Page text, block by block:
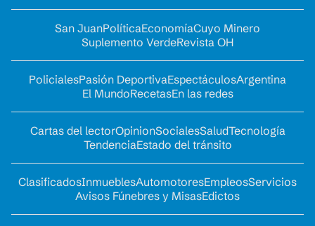
San JuanPolíticaEconomíaCuyo Minero
Suplemento VerdeRevista OH
PolicialesPasión DeportivaEspectáculosArgentina
El MundoRecetasEn las redes
Cartas del lectorOpinionSocialesSaludTecnología
TendenciaEstado del tránsito
ClasificadosInmueblesAutomotoresEmpleosServicios
Avisos Fúnebres y MisasEdictos